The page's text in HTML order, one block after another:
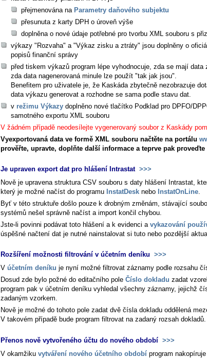
přejmenována na Parametry daňového subjektu
přesunuta z karty DPH o úroveň výše
doplněna o nové údaje potřebné pro tvorbu XML souboru s
výkazy "Rozvaha" a "Výkaz zisku a ztráty" jsou doplněny o
popisů finanční správy
před tiskem výkazů program lépe vyhodnocuje, zda se mají data
zda data nagenerovaná minule lze použít "tak jak jsou".
Benefitem pro uživatele je, že Kaskáda zbytečně nezobrazuje
data výkazu generovat a rozhodne se sama podle stavu dat.
v režimu Výkazy doplněno nové tlačítko Podklad pro DPFO/
samotného exportu XML souboru
V žádném případě neodesílejte vygenerovaný soubor z Kaskády
Vyexportovaná data ve formě XML souboru načtěte na portálu
prověřte, upravte, doplňte další informace a teprve pak proveďte
Je upraven export dat pro hlášení Intrastat >>>
Nově je upravena struktura CSV souboru s daty hlášení Intrastat,
který je možné načíst do programu InstatDesk nebo InstatOnLine.
Byť v této struktuře došlo pouze k drobným změnám, stávající
systémů nešel správně načíst a import končil chybou.
Jste-li povinni podávat toto hlášení a k evidenci a vykazování
úspěšné načtení dat je nutné nainstalovat si tuto nebo pozdější
Rozšíření možnosti filtrování v účetním deníku >>>
V účetním deníku je nyní možné filtrovat záznamy podle rozsahu
Dosud zde bylo požné do editačního pole Číslo dokladu zadat
program pak v účetním deníku vyhledal všechny záznamy, jejichž
zadaným vzorkem.
Nově je možné do tohoto pole zadat dvě čísla dokladu oddělená
V takovém případě bude program filtrovat na zadaný rozsah dokladů.
Přenos nově vytvořeného účtu do nového období >>>
V okamžiku vytváření nového účetního období program